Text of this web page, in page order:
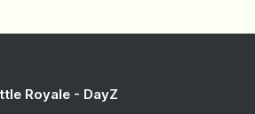
Royale - DayZ